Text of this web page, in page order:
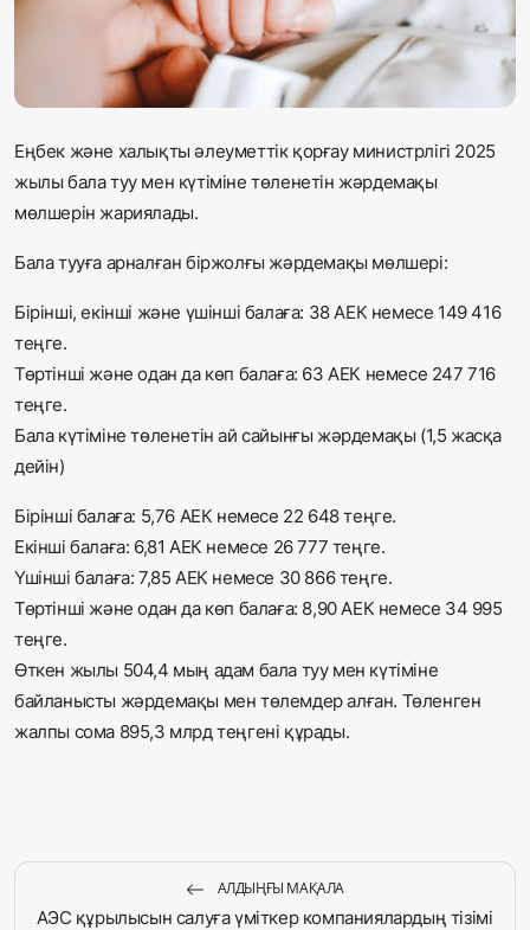
Жаңалықтар
Әлем
Журналистік зерттеу
Еңбек және халықты әлеуметтік қорғау министрлігі 2025
жылы бала туу мен күтіміне төленетін жәрдемақы
мөлшерін жариялады.
Бала тууға арналған біржолғы жәрдемақы мөлшері:
Бірінші, екінші және үшінші балаға: 38 АЕК немесе 149 416
теңге.
Төртінші және одан да көп балаға: 63 АЕК немесе 247 716
теңге.
Бала күтіміне төленетін ай сайынғы жәрдемақы (1,5 жасқа
дейін)
Бірінші балаға: 5,76 АЕК немесе 22 648 теңге.
Екінші балаға: 6,81 АЕК немесе 26 777 теңге.
Үшінші балаға: 7,85 АЕК немесе 30 866 теңге.
Төртінші және одан да көп балаға: 8,90 АЕК немесе 34 995
теңге.
Өткен жылы 504,4 мың адам бала туу мен күтіміне
байланысты жәрдемақы мен төлемдер алған. Төленген
жалпы сома 895,3 млрд теңгені құрады.
АЛДЫҢҒЫ МАҚАЛА
АЭС құрылысын салуға үміткер компаниялардың тізімі